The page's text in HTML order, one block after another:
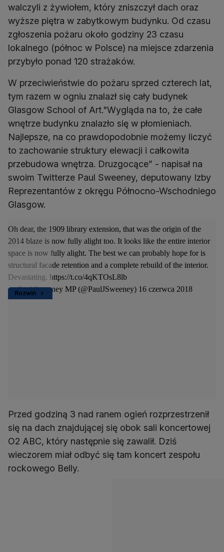
walczyli z żywiołem, który zniszczył dach oraz
wyższe piętra w zabytkowym budynku. Od czasu
zgłoszenia pożaru około godziny 23 czasu
lokalnego (północ w Polsce) na miejsce zdarzenia
przybyło ponad 120 strażaków.
W przeciwieństwie do pożaru sprzed czterech lat,
tym razem w ogniu znalazł się cały budynek
Glasgow School of Art."Wygląda na to, że całe
wnętrze budynku znalazło się w płomieniach.
Najlepsze, na co prawdopodobnie możemy liczyć
to zachowanie struktury elewacji i całkowita
przebudowa wnętrza. Druzgocące” - napisał na
swoim Twitterze Paul Sweeney, deputowany Izby
Reprezentantów z okręgu Północno-Wschodniego
Glasgow.
Rozwiń
Oh dear, the 1909 library extension, that was the origin of the
2014 blaze is now fully alight too. It looks like the entire interior
space is now fully alight. The best we can probably hope for is
structural facade retention and a complete rebuild of the interior.
Devastating. https://t.co/4qKTOsL8lb
— Paul Sweeney MP (@PaulJSweeney) 16 czerwca 2018
Przed godziną 3 nad ranem ogień rozprzestrzenił
się na dach znajdującej się obok sali koncertowej
O2 ABC, który następnie się zawalił. Dziś
wieczorem miał odbyć się tam koncert zespołu
rockowego Belly.